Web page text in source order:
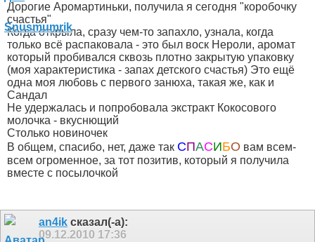
Дорогие Аромартиньки, получила я сегодня "коробочку
счастья"
Когда открыла, сразу чем-то запахло, узнала, когда
только всё распаковала - это был воск Нероли, аромат
который пробивался сквозь плотно закрытую упаковку
(моя характеристика - запах детского счастья) Это ещё
одна моя любовь с первого занюха, такая же, как и
Сандал
Не удержалась и попробовала экстракт Кокосового
молочка - вкуснющий
Столько новиночек
В общем, спасибо, нет, даже так СПАСИБО вам всем-
всем огроменное, за тот позитив, который я получила
вместе с посылочкой
an4ik сказал(-а):
09.12.2010 17:36